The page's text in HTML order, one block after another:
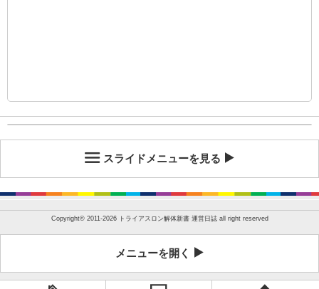
スライドメニューを見る
Copyright© 2011-2026 トライアスロン解体新書 運営日誌all right reserved
メニューを開く